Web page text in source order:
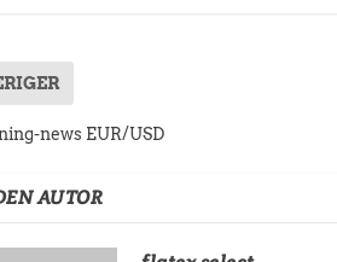
news EUR/USD
AUTOR